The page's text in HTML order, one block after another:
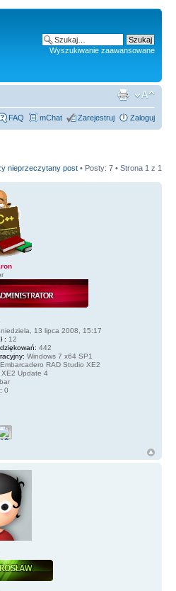
Wyszukiwanie zaawansowane
FAQ mChat Zarejestruj Zaloguj
nieprzeczytany post • Posty: 7 • Strona 1 z 1
niedziela, 13 lipca 2008, 15:17
: 12
442
Windows 7 x64 SP1
Embarcadero RAD Studio XE2
XE2 Update 4
0